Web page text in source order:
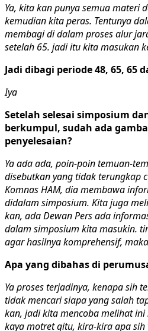
Ya, kita kan punya semua materi
kemudian kita peras. Tentunya
membagi di dalam proses alur
setelah 65. jadi itu kita masukan
Jadi dibagi periode 48, 65, 65
Iya
Setelah selesai simposium
berkumpul, sudah ada
penyelesaian?
Ya ada ada, poin-poin temuan-
disebutkan yang tidak terungkap
Komnas HAM, dia membawa
didalam simposium. Kita juga
kan, ada Dewan Pers ada
dalam simposium kita masukin.
agar hasilnya komprehensif,
Apa yang dibahas di
Ya proses terjadinya, kenapa sih
tidak mencari siapa yang salah
kan, jadi kita mencoba melihat ini
kaya motret gitu, kira-kira apa